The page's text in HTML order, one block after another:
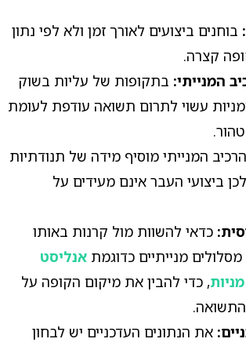
בוחנים ביצועים לאורך זמן ולא לפי נתון
קצרה.
המנייתי: בתקופות של עליות בשוק
עשוי לתרום תשואה עודפת לעומת
הרכיב המנייתי מוסיף מידה של תנודתיות
ביצועי העבר אינם מעידים על
כדאי להשוות מול קרנות באותו
מנייתיים כדוגמת אנליסט
, כדי להבין את מיקום הקופה על
את הנתונים העדכניים יש לבחון